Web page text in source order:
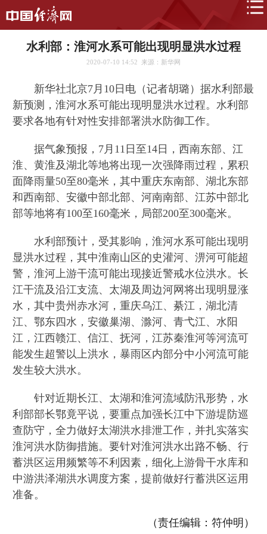
水利部：淮河水系可能出现明显洪水过程
2020-07-10 14:52 来源：新华网
新华社北京7月10日电（记者胡璐）据水利部最
新预测，淮河水系可能出现明显洪水过程。水利部
要求各地有针对性安排部署洪水防御工作。
据气象预报，7月11日至14日，西南东部、江
淮、黄淮及湖北等地将出现一次强降雨过程，累积
面降雨量50至80毫米，其中重庆东南部、湖北东部
和西南部、安徽中部北部、河南南部、江苏中部北
部等地将有100至160毫米，局部200至300毫米。
水利部预计，受其影响，淮河水系可能出现明
显洪水过程，其中淮南山区的史灌河、淠河可能超
警，淮河上游干流可能出现接近警戒水位洪水。长
江干流及沿江支流、太湖及周边河网将出现明显涨
水，其中贵州赤水河，重庆乌江、綦江，湖北清
江、鄂东四水，安徽巢湖、滁河、青弋江、水阳
江，江西赣江、信江、抚河，江苏秦淮河等河流可
能发生超警以上洪水，暴雨区内部分中小河流可能
发生较大洪水。
针对近期长江、太湖和淮河流域防汛形势，水
利部部长鄂竟平说，要重点加强长江中下游堤防巡
查防守，全力做好太湖洪水排泄工作，并扎实落实
淮河洪水防御措施。要针对淮河洪水出路不畅、行
蓄洪区运用频繁等不利因素，细化上游骨干水库和
中游洪泽湖洪水调度方案，提前做好行蓄洪区运用
准备。
（责任编辑：符仲明）